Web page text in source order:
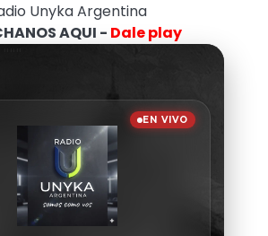
Unyka Argentina
AQUI - Dale play